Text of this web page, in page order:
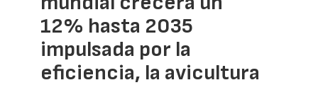
12% hasta 2035
impulsada por la
eficiencia, la avicultura